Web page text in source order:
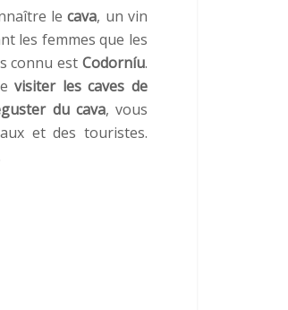
lecava, un vin
les femmes que les
connu estCodorníu.
visiter les caves de
du cava, vous
et des touristes.